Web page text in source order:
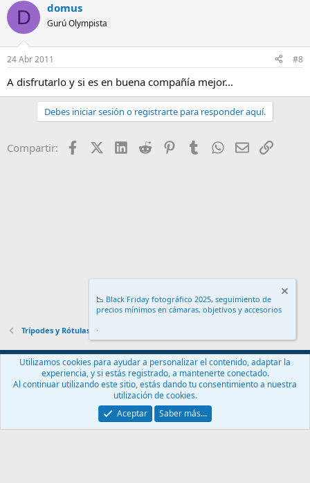
D domus
Gurú Olympista
24 Abr 2011 #8
A disfrutarlo y si es en buena compañía mejor...
Debes iniciar sesión o registrarte para responder aquí.
Compartir: FacebookX (Twitter)
LinkedIn
Reddit PinterestTumblr WhatsApp
EmailEnlace
Trípodes y Rótulas
Español (ES)
Contáctanos
Términos y reglas Política de privacidad
Ayuda
Community platform by XenForo® © 2010-2024 XenForo Ltd.
📉 Black Friday fotográfico 2025, seguimiento de
precios mínimos en cámaras, objetivos y accesorios
.
Utilizamos cookies para ayudar a personalizar el contenido, adaptar la
experiencia, y si estás registrado, a mantenerte conectado.
Al continuar utilizando este sitio, estás dando tu consentimiento a nuestra
utilización de cookies.
Aceptar
Saber más…